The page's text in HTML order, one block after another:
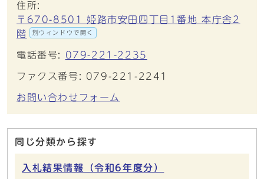
住所:
〒670-8501 姫路市安田四丁目1番地 本庁舎2
階
別ウィンドウで開く
電話番号: 079-221-2235
ファクス番号: 079-221-2241
お問い合わせフォーム
同じ分類から探す
入札結果情報（令和6年度分）